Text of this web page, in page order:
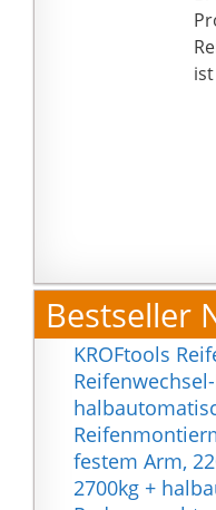
Bestseller
KROFtools
Reifenwechsel-
festem Arm,
2700kg +